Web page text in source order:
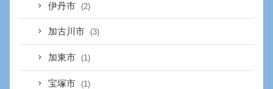
伊丹市 (2)
加古川市 (3)
加東市 (1)
宝塚市 (1)